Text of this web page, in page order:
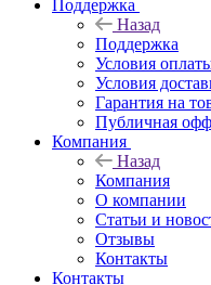
Поддержка
Назад
Поддержка
Условия
Условия
Гарантия на
Публичная
Компания
Назад
Компания
О компании
Статьи и
Отзывы
Контакты
Контакты